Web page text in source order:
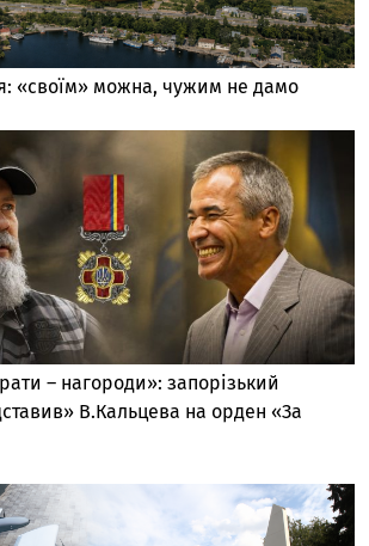
«своїм» можна, чужим не дамо
– нагороди»: запорізький
В.Кальцева на орден «За